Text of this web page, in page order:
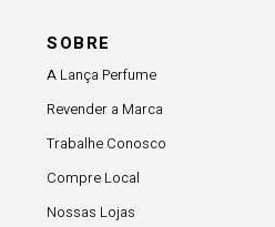
SOBRE
A Lança Perfume
Revender a Marca
Trabalhe Conosco
Compre Local
Nossas Lojas